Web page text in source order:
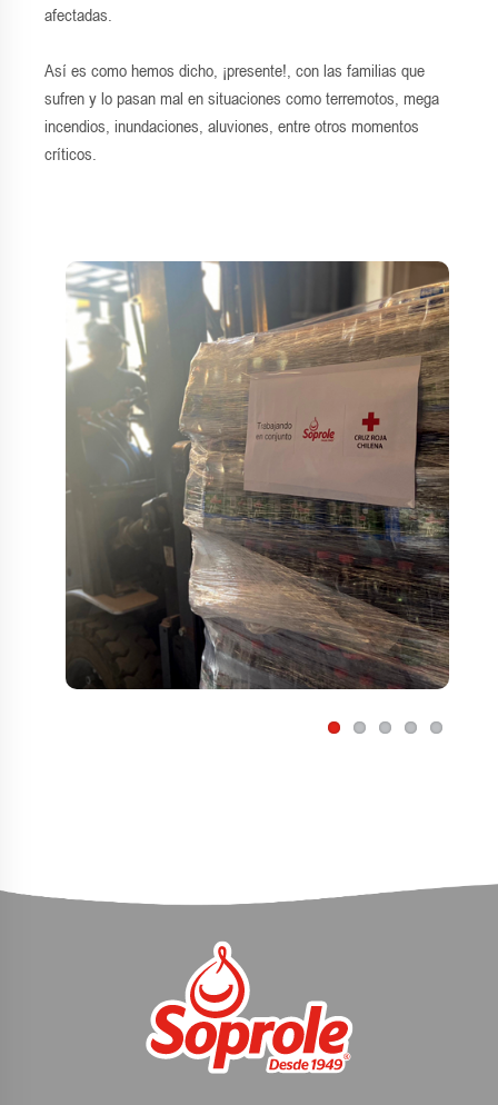
afectadas.
Así es como hemos dicho, ¡presente!, con las familias que
sufren y lo pasan mal en situaciones como terremotos, mega
incendios, inundaciones, aluviones, entre otros momentos
críticos.